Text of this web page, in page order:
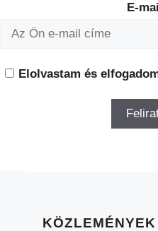
E-
Elolvastam és
KÖZLEMÉNYEK